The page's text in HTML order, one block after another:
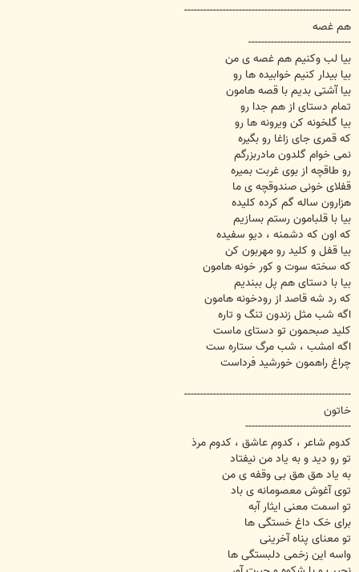
ت
----------------------------------------------------
هم غصه
--------------------------------
بیا لب وکنیم هم غصه ی من
بیا بیدار کنیم خوابیده ها رو
بیا آشتی بدیم با قصه هامون
تمام دستای از هم جدا رو
بیا گلخونه کن ویرونه ها رو
که قمری جای زاغا رو بگیره
نمی خوام گلدون مادربزرگم
رو طاقچه از بوی غربت بمیره
قفلای خونی صندوقچه ی ما
هزارون ساله گم کرده کلیده
بیا با قلبامون رستم بسازیم
که اون که دشمنه ، دیو سفیده
بیا قفل و کلید رو مهربون کن
که سخته سوت و کور خونه هامون
بیا با دستای هم پل ببندیم
که رد شه قاصد از رودخونه هامون
اگه شب مثل زندون تنگ و تاره
کلید صبحمون تو دستای ماست
اگه امشب ، شب مرگ ستاره ست
چراغ راهمون خورشید فرداست
----------------------------------------------------
خاتون
---------------------------------
کدوم شاعر ، کدوم عاشق ، کدوم مرذ
تو رو دید و به یاد من نیفتاد
به یاد هق هق بی وقفه ی من
توی آغوش معصومانه ی باد
تو اسمت معنی ایثار آبه
برای خک داغ خستگی ها
تو معنای پناه آخرینی
واسه این زخمی دلبستگی ها